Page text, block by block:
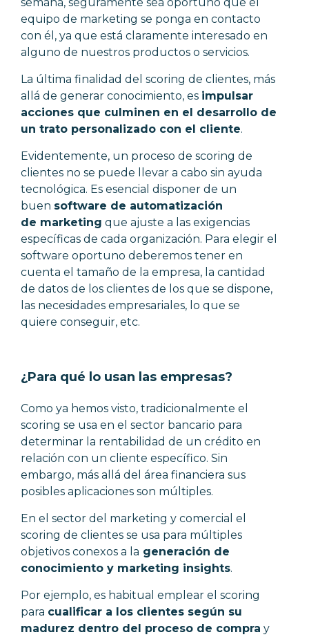
equipo de marketing se ponga en contacto
con él, ya que está claramente interesado en
alguno de nuestros productos o servicios.
La última finalidad del scoring de clientes, más
allá de generar conocimiento, es impulsar
acciones que culminen en el desarrollo de
un trato personalizado con el cliente.
Evidentemente, un proceso de scoring de
clientes no se puede llevar a cabo sin ayuda
tecnológica. Es esencial disponer de un
buen software de automatización
de marketing que ajuste a las exigencias
específicas de cada organización. Para elegir el
software oportuno deberemos tener en
cuenta el tamaño de la empresa, la cantidad
de datos de los clientes de los que se dispone,
las necesidades empresariales, lo que se
quiere conseguir, etc.
¿Para qué lo usan las empresas?
Como ya hemos visto, tradicionalmente el
scoring se usa en el sector bancario para
determinar la rentabilidad de un crédito en
relación con un cliente específico. Sin
embargo, más allá del área financiera sus
posibles aplicaciones son múltiples.
En el sector del marketing y comercial el
scoring de clientes se usa para múltiples
objetivos conexos a la generación de
conocimiento y marketing insights.
Por ejemplo, es habitual emplear el scoring
para cualificar a los clientes según su
madurez dentro del proceso de compra y